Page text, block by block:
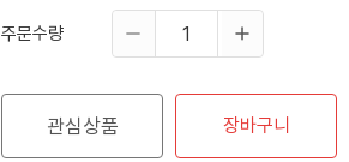
주문수량
관심상품 장바구니